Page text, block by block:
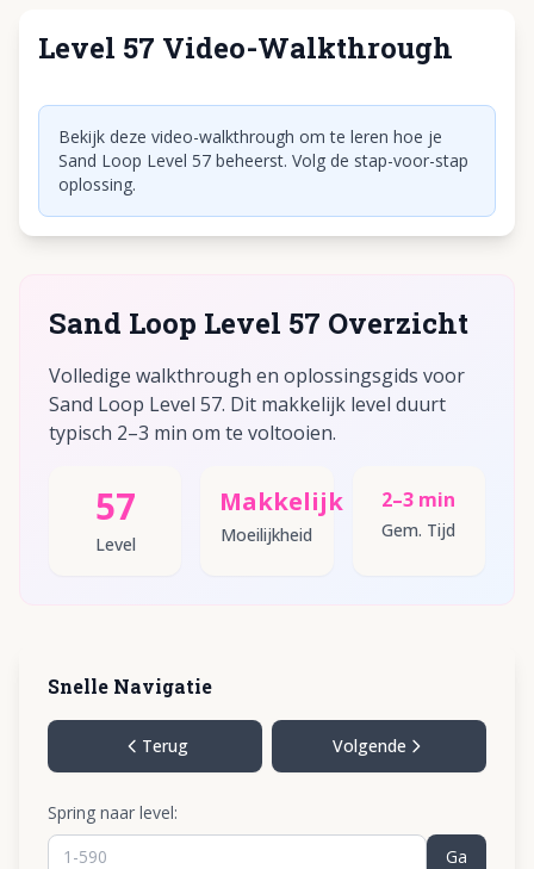
Level 57 Video-Walkthrough
Klik om video af te spelen
Bekijk deze video-walkthrough om te leren hoe je
Sand Loop Level 57 beheerst. Volg de stap-voor-stap
oplossing.
Sand Loop Level 57 Overzicht
Volledige walkthrough en oplossingsgids voor
Sand Loop Level 57. Dit makkelijk level duurt
typisch 2–3 min om te voltooien.
57
Level
Makkelijk
Moeilijkheid
2–3 min
Gem. Tijd
Snelle Navigatie
Terug Volgende
Spring naar level:
Ga